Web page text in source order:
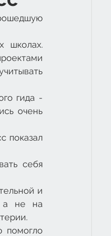
школах.
гида -
очень
показал
себя
и
а не на
помогло